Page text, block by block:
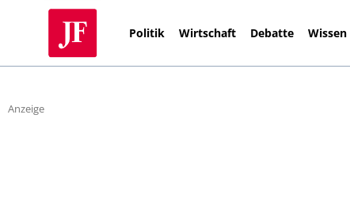
Politik Wirtschaft Debatte Wissen
Anzeige